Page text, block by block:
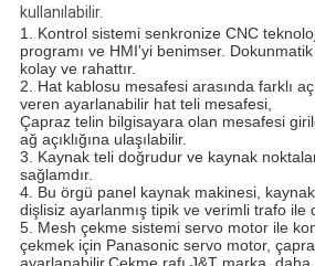
kullanılabilir.
1. Kontrol sistemi senkronize CNC
programı ve HMI'yi benimser. Dokunmatik
kolay ve rahattır.
2. Hat kablosu mesafesi arasında farklı
veren ayarlanabilir hat teli mesafesi,
Çapraz telin bilgisayara olan mesafesi
ağ açıklığına ulaşılabilir.
3. Kaynak teli doğrudur ve kaynak
sağlamdır.
4. Bu örgü panel kaynak makinesi, kaynak
dişlisiz ayarlanmış tipik ve verimli trafo ile
5. Mesh çekme sistemi servo motor ile
çekmek için Panasonic servo motor,